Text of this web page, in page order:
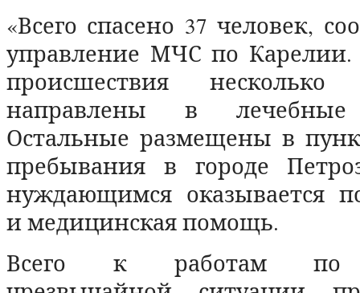
«Всего спасено 37 человек,
управление МЧС по Карелии.
происшествия несколько
направлены в лечебные
Остальные размещены в
пребывания в городе
нуждающимся оказывается
и медицинская помощь.
Всего к работам по